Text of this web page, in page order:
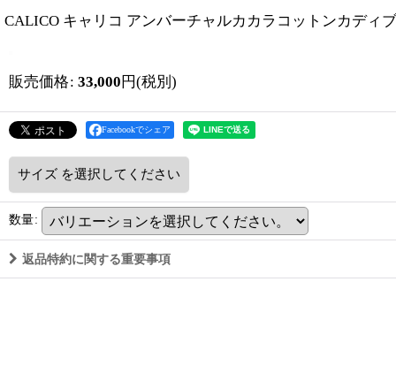
CALICO キャリコ アンバーチャルカカラコットンカディ
販売価格: 33,000 円(税別)
Facebookでシェア
サイズ を選択してください
数量:
返品特約に関する重要事項